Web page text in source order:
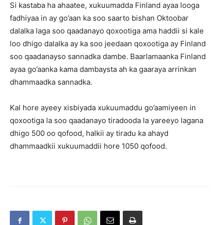
Si kastaba ha ahaatee, xukuumadda Finland ayaa looga
fadhiyaa in ay go’aan ka soo saarto bishan Oktoobar
dalalka laga soo qaadanayo qoxootiga ama haddii si kale
loo dhigo dalalka ay ka soo jeedaan qoxootiga ay Finland
soo qaadanayso sannadka dambe. Baarlamaanka Finland
ayaa go’aanka kama dambaysta ah ka gaaraya arrinkan
dhammaadka sannadka.
Kal hore ayeey xisbiyada xukuumaddu go’aamiyeen in
qoxootiga la soo qaadanayo tiradooda la yareeyo lagana
dhigo 500 oo qofood, halkii ay tiradu ka ahayd
dhammaadkii xukuumaddii hore 1050 qofood.